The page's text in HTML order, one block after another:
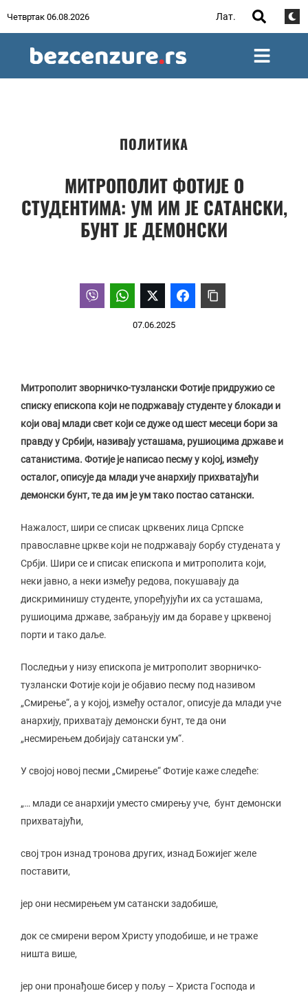
Четвртак 06.08.2026 Лат.
ПОЛИТИКА
МИТРОПОЛИТ ФОТИЈЕ О
СТУДЕНТИМА: УМ ИМ ЈЕ САТАНСКИ,
БУНТ ЈЕ ДЕМОНСКИ
07.06.2025
Митрополит зворничко-тузлански Фотије придружио се
списку епископа који не подржавају студенте у блокади и
који овај млади свет који се дуже од шест месеци бори за
правду у Србији, називају усташама, рушиоцима државе и
сатанистима. Фотије је написао песму у којој, између
осталог, описује да млади уче анархију прихватајући
демонски бунт, те да им је ум тако постао сатански.
Нажалост, шири се списак црквених лица Српске
православне цркве који не подржавају борбу студената у
Србји. Шири се и списак епископа и митрополита који,
неки јавно, а неки између редова, покушавају да
дискриминишу студенте, упоређујући их са усташама,
рушиоцима државе, забрањују им да бораве у црквеној
порти и тако даље.
Последњи у низу епископа је митрополит зворничко-
тузлански Фотије који је објавио песму под називом
„Смирење“, а у којој, између осталог, описује да млади уче
анархију, прихватају демонски бунт, те да они
„несмирењем добијају сатански ум“.
У својој новој песми „Смирење“ Фотије каже следеће:
„… млади се анархији уместо смирењу уче, бунт демонски
прихватајући,
свој трон изнад тронова других, изнад Божијег желе
поставити,
јер они несмирењем ум сатански задобише,
док се смирени вером Христу уподобише, и не траже
ништа више,
јер они пронађоше бисер у пољу – Христа Господа и